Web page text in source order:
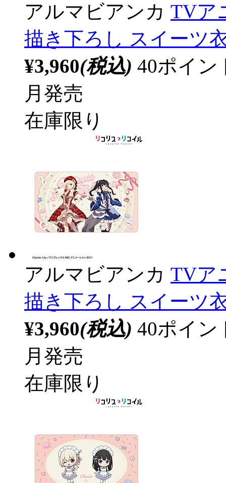
アルマビアンカ TVア
描き下ろし スイーツ
¥3,960(税込) 40ポイ
月発売
在庫限り
アルマビアンカ TVア
描き下ろし スイーツ
¥3,960(税込) 40ポイ
月発売
在庫限り